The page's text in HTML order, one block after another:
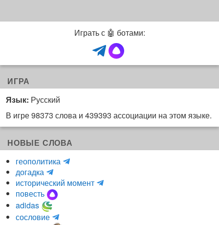
Играть с 🤖 ботами:
ИГРА
Язык: Русский
В игре 98373 слова и 439393 ассоциации на этом языке.
НОВЫЕ СЛОВА
геополитика
H
d
догадка
m
a
r
r
r
исторический момент
и
повесть
adidas
сословие
m